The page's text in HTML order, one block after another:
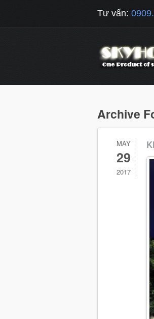
Tư vấn:
Archive
MAY
29
2017